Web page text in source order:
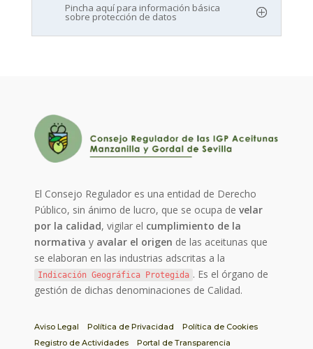
Pincha aquí para información básica
sobre protección de datos
El Consejo Regulador es una entidad de Derecho
Público, sin ánimo de lucro, que se ocupa develar
por la calidad, vigilar el cumplimiento de la
normativa y avalar el origen de las aceitunas que
se elaboran en las industrias adscritas a la
Indicación Geográfica Protegida . Es el órgano de
gestión de dichas denominaciones de Calidad.
Aviso Legal Política de Privacidad
Política de Cookies
Registro de Actividades
Portal de Transparencia